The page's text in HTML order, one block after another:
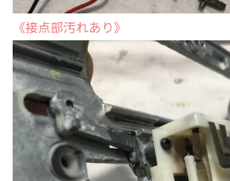
《接点部汚れあり》